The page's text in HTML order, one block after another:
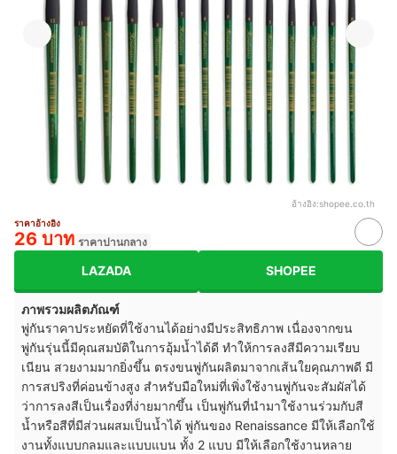
อ้างอิง:shopee.co.th
ราคาอ้างอิง
26 บาท ราคาปานกลาง
LAZADA SHOPEE
ภาพรวมผลิตภัณฑ์
พู่กันราคาประหยัดที่ใช้งานได้อย่างมีประสิทธิภาพ เนื่องจากขน
พู่กันรุ่นนี้มีคุณสมบัติในการอุ้มน้ำได้ดี ทำให้การลงสีมีความเรียบ
เนียน สวยงามมากยิ่งขึ้น ตรงขนพู่กันผลิตมาจากเส้นใยคุณภาพดี มี
การสปริงที่ค่อนข้างสูง สำหรับมือใหม่ที่เพิ่งใช้งานพู่กันจะสัมผัสได้
ว่าการลงสีเป็นเรื่องที่ง่ายมากขึ้น เป็นพู่กันที่นำมาใช้งานร่วมกับสี
น้ำหรือสีที่มีส่วนผสมเป็นน้ำได้ พู่กันของ Renaissance มีให้เลือกใช้
งานทั้งแบบกลมและแบบแบน ทั้ง 2 แบบ มีให้เลือกใช้งานหลาย